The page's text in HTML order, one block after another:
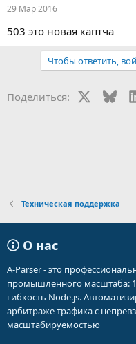
29 Мар 2016
503 это новая каптча
Чтобы ответить,
Поделиться:
Техническая поддержка
О нас
A-Parser - это
промышленного масштаба:
гибкость Node.js.
арбитраже трафика с
масштабируемостью